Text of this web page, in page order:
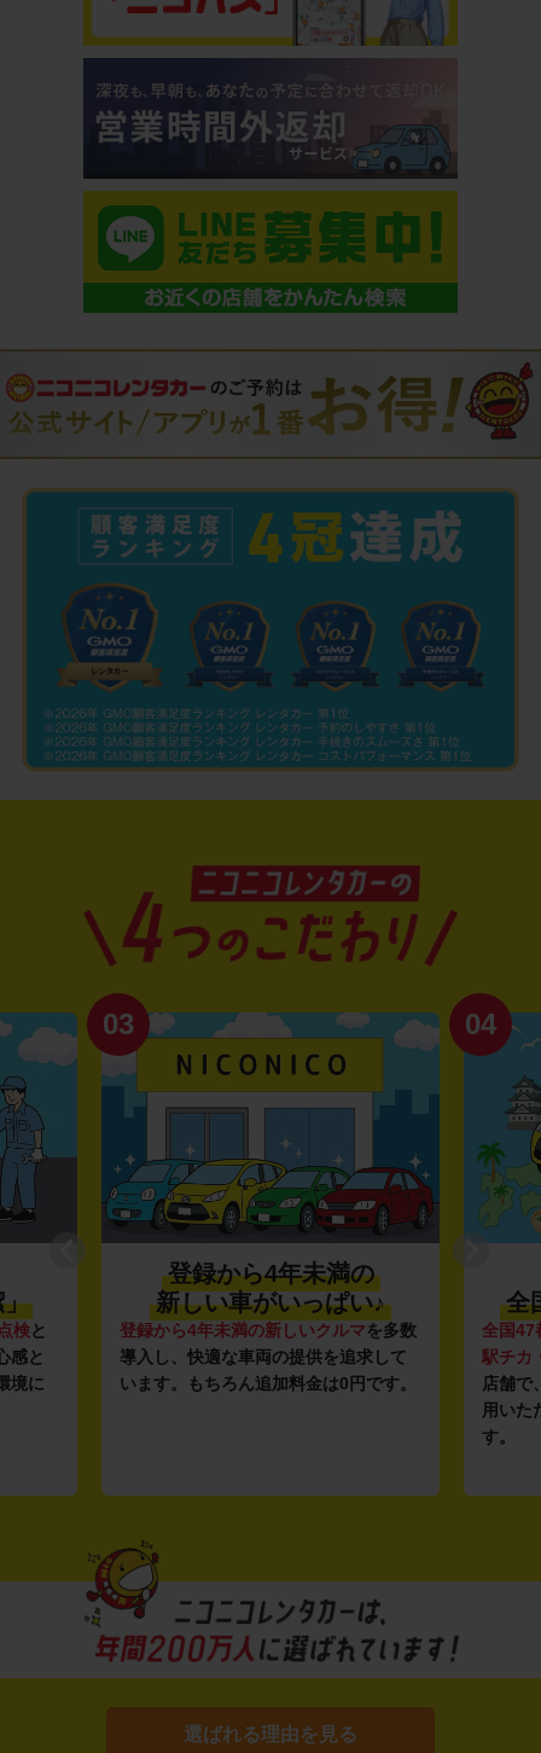
」
検と
感と
境に
03
登録から4年未満の
新しい車がいっぱい♪
登録から4年未満の新しいクルマを多数
導入し、快適な車両の提供を追求して
います。もちろん追加料金は0円です。
04
全
全国47
駅チカ
店舗で
用いた
す。
選ばれる理由を見る